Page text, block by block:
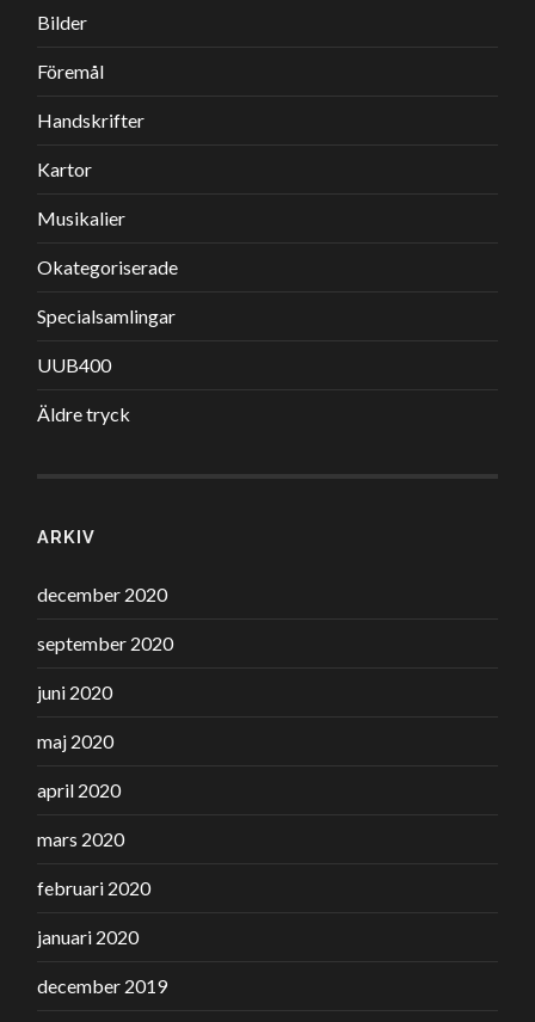
Bilder
Föremål
Handskrifter
Kartor
Musikalier
Okategoriserade
Specialsamlingar
UUB400
Äldre tryck
ARKIV
december 2020
september 2020
juni 2020
maj 2020
april 2020
mars 2020
februari 2020
januari 2020
december 2019